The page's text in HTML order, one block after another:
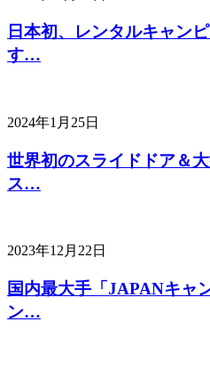
日本初、レンタルキャン
す…
2024年1月25日
世界初のスライドドア＆
ス…
2023年12月22日
国内最大手「JAPANキャ
ン…